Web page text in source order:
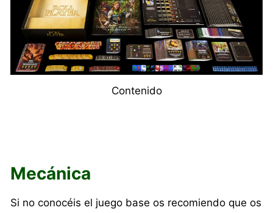
Contenido
Mecánica
Si no conocéis el juego base os recomiendo que os